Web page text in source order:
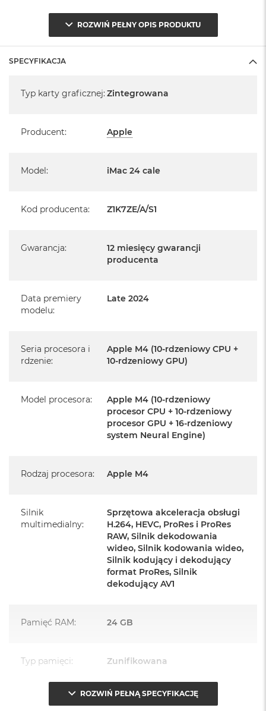
System operacyjny macOS Sequoia
- lub nowszy, z darmową aktualizacją.
iMac jest nowy
Istnieje możliwość przedłużenia gwarancji producenta.
Szczegółowe informacje na ten temat uzyskają Państwo
Posiada fabryczne opakowanie
Język polski wybieramy przy pierwszym uruchomieniu
Zawartość zestawu:
Przewód zasilający (2 m)
Przewód USB‑C do ładowania
ozdobą, gdziekolwiek się pojawi.
TURBODOPALANY CZIPEM M4
zrobisz więcej szybciej. Bawisz się czy pracujesz, edytujesz
ROZWIŃ PEŁNY OPIS PRODUKTU
SPECYFIKACJA
Typ karty graficznej: Zintegrowana
Producent: Apple
Model: iMac 24 cale
Kod producenta: Z1K7ZE/A/S1
Gwarancja:
12 miesięcy gwarancji
producenta
Data premiery
modelu:
Late 2024
Seria procesora i
rdzenie:
Apple M4 (10-rdzeniowy CPU +
10-rdzeniowy GPU)
Model procesora:
Apple M4 (10-rdzeniowy
procesor CPU + 10-rdzeniowy
procesor GPU + 16-rdzeniowy
system Neural Engine)
Rodzaj procesora: Apple M4
Silnik
multimedialny:
Sprzętowa akceleracja obsługi
H.264, HEVC, ProRes i ProRes
RAW, Silnik dekodowania
wideo, Silnik kodowania wideo,
Silnik kodujący i dekodujący
format ProRes, Silnik
dekodujący AV1
Pamięć RAM: 24 GB
Typ pamięci: Zunifikowana
Przepustowość
120 GB/s
ROZWIŃ PEŁNĄ SPECYFIKACJĘ